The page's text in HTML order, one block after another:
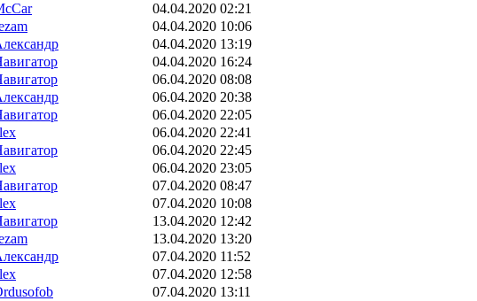
04.04.2020 02:21
04.04.2020 10:06
04.04.2020 13:19
04.04.2020 16:24
06.04.2020 08:08
06.04.2020 20:38
06.04.2020 22:05
06.04.2020 22:41
06.04.2020 22:45
06.04.2020 23:05
07.04.2020 08:47
07.04.2020 10:08
13.04.2020 12:42
13.04.2020 13:20
07.04.2020 11:52
07.04.2020 12:58
07.04.2020 13:11